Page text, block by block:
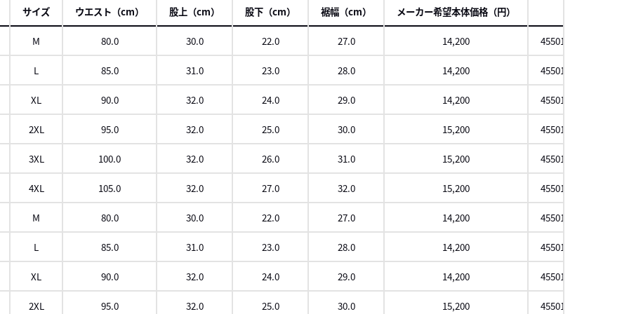
サイズ ウエスト（cm） 股上（cm） 股下（cm） 裾幅（cm） メーカー希望本体価格（円）
M 80.0 30.0 22.0 27.0 14,200 4550133530432
L 85.0 31.0 23.0 28.0 14,200 4550133530326
XL 90.0 32.0 24.0 29.0 14,200 4550133529955
2XL 95.0 32.0 25.0 30.0 15,200 4550133530517
3XL 100.0 32.0 26.0 31.0 15,200 4550133530142
4XL 105.0 32.0 27.0 32.0 15,200 4550133530470
M 80.0 30.0 22.0 27.0 14,200 4550133531620
L 85.0 31.0 23.0 28.0 14,200 4550133530579
XL 90.0 32.0 24.0 29.0 14,200 4550133532986
2XL 95.0 32.0 25.0 30.0 15,200 4550133532207